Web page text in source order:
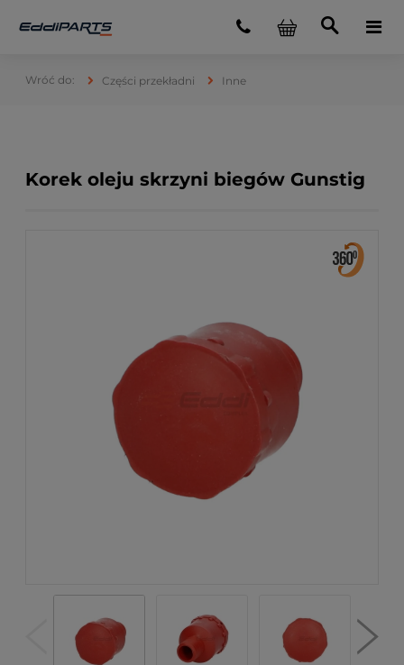
Części przekładni Inne
Korek oleju skrzyni biegów Gunstig